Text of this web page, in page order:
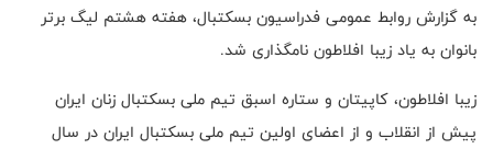
به گزارش روابط عمومی فدراسیون بسکتبال، هفته هشتم لیگ برتر
بانوان به یاد زیبا افلاطون نامگذاری شد.
زیبا افلاطون، کاپیتان و ستاره اسبق تیم ملی بسکتبال زنان ایران
پیش از انقلاب و از اعضای اولین تیم ملی بسکتبال ایران در سال